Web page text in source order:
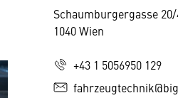
Schaumburgergasse
1040 Wien
+43 1 5056950 129